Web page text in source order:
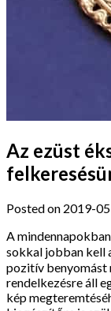
Az ezüst
Posted on 2019-
A
sokkal jobban kell
pozitív benyomást
rendelkezésre áll
kép